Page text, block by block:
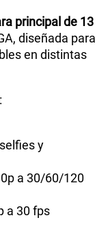
principal de 13
diseñada para
en distintas
y
a 30/60/120
a 30 fps